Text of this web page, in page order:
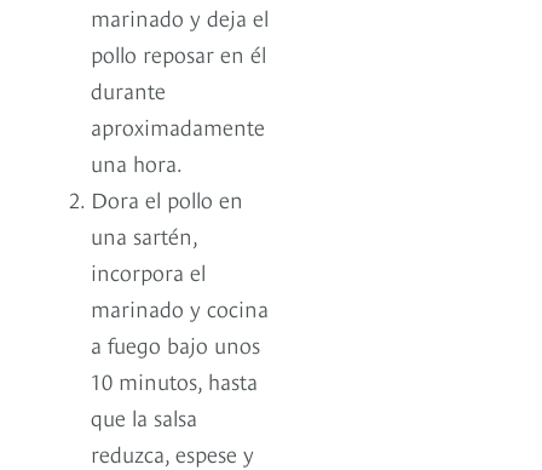
marinado y deja el
pollo reposar en él
durante
aproximadamente
una hora.
Dora el pollo en
una sartén,
incorpora el
marinado y cocina
a fuego bajo unos
10 minutos, hasta
que la salsa
reduzca, espese y